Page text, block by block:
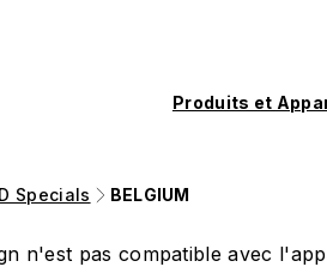
Produits et
Specials BELGIUM
n'est pas compatible avec